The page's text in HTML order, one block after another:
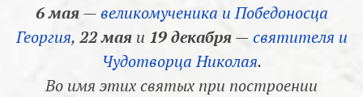
6 мая—великомученика и Победоносца
Георгия, 22 маяи 19 декабря—святителя и
Чудотворца Николая.
Во имя этих святых при построении